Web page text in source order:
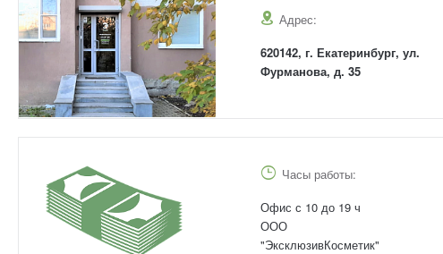
Адрес:
620142, г. Екатеринбург, ул.
Фурманова, д. 35
Часы работы:
Офис с 10 до 19 ч
ООО
"ЭксклюзивКосметик"